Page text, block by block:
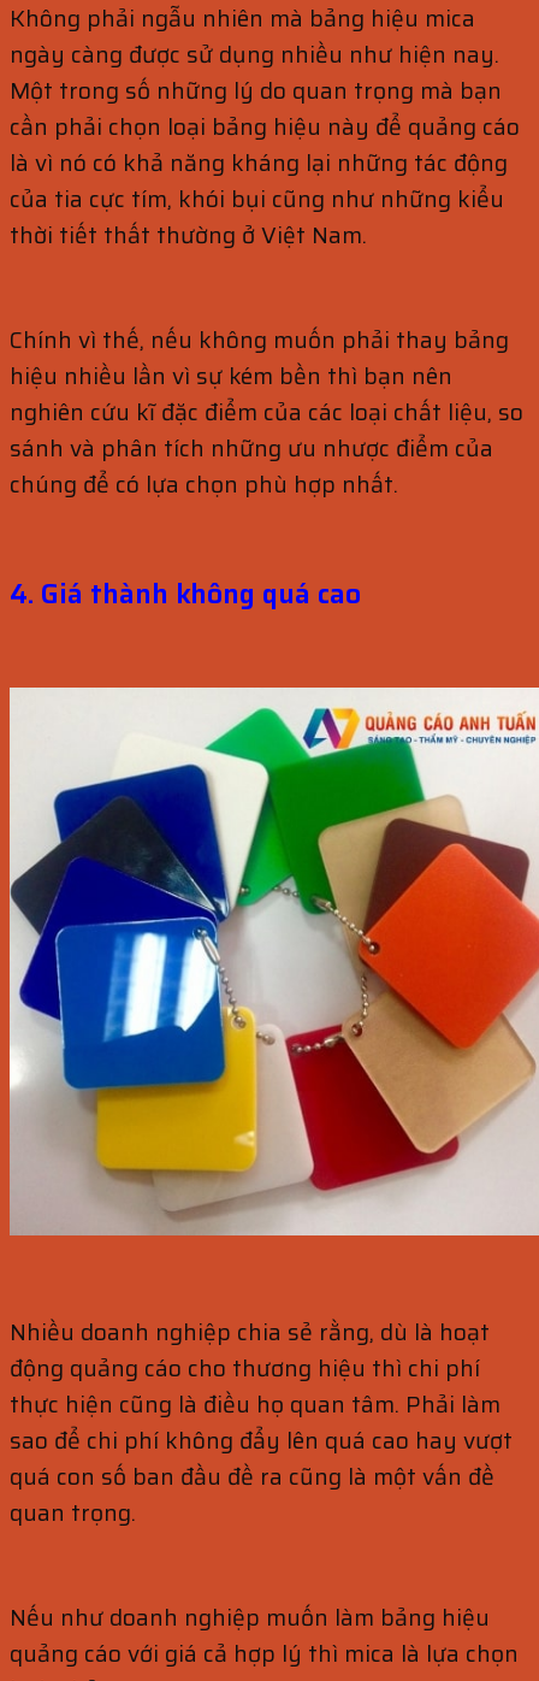
Không phải ngẫu nhiên mà bảng hiệu mica
ngày càng được sử dụng nhiều như hiện nay.
Một trong số những lý do quan trọng mà bạn
cần phải chọn loại bảng hiệu này để quảng cáo
là vì nó có khả năng kháng lại những tác động
của tia cực tím, khói bụi cũng như những kiểu
thời tiết thất thường ở Việt Nam.
Chính vì thế, nếu không muốn phải thay bảng
hiệu nhiều lần vì sự kém bền thì bạn nên
nghiên cứu kĩ đặc điểm của các loại chất liệu, so
sánh và phân tích những ưu nhược điểm của
chúng để có lựa chọn phù hợp nhất.
4. Giá thành không quá cao
Nhiều doanh nghiệp chia sẻ rằng, dù là hoạt
động quảng cáo cho thương hiệu thì chi phí
thực hiện cũng là điều họ quan tâm. Phải làm
sao để chi phí không đẩy lên quá cao hay vượt
quá con số ban đầu đề ra cũng là một vấn đề
quan trọng.
Nếu như doanh nghiệp muốn làm bảng hiệu
quảng cáo với giá cả hợp lý thì mica là lựa chọn